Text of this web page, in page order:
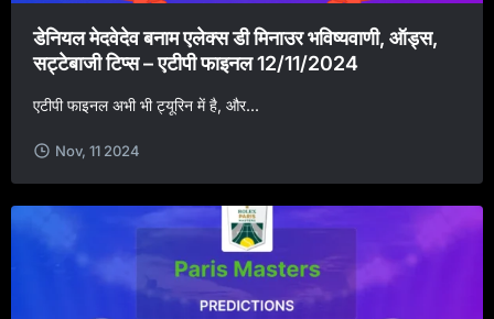
डेनियल मेदवेदेव बनाम एलेक्स डी मिनाउर भविष्यवाणी, ऑड्स,
सट्टेबाजी टिप्स – एटीपी फाइनल 12/11/2024
एटीपी फाइनल अभी भी ट्यूरिन में है, और...
Nov, 11 2024